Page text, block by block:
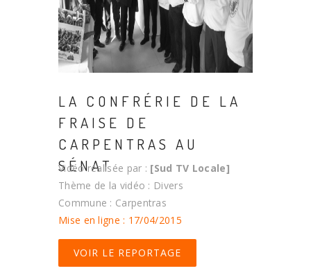
LA CONFRÉRIE DE LA
FRAISE DE
CARPENTRAS AU
SÉNAT
Vidéo réalisée par : [Sud TV Locale]
Thème de la vidéo : Divers
Commune : Carpentras
Mise en ligne : 17/04/2015
VOIR LE REPORTAGE